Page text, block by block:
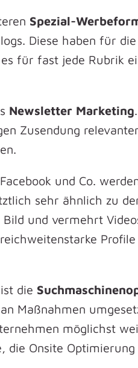
Spezial-
Diese haben für
für fast jede Rubrik
Newsletter Marketing
Zusendung
und Co.
sehr ähnlich zu
und vermehrt
die
Maßnahmen
möglichst
die Onsite